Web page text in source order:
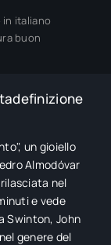
italiano
buon
un gioiello
Almodóvar
nel
e vede
Swinton, John
genere del